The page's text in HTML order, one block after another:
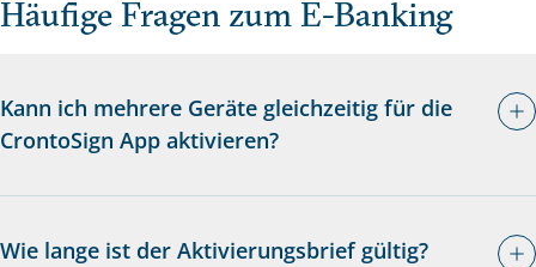
Häufige Fragen zum E-Banking
Kann ich mehrere Geräte gleichzeitig für die
CrontoSign App aktivieren?
Wie lange ist der Aktivierungsbrief gültig?